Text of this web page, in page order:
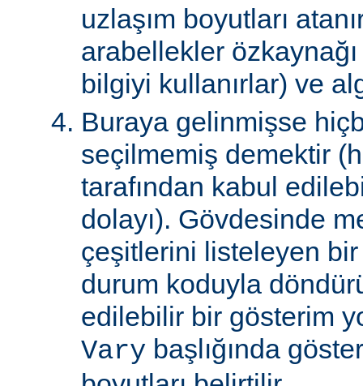
uzlaşım boyutları
arabellekler
bilgiyi kullanırlar) ve
Buraya gelinmişse
seçilmemiş demektir
tarafından kabul
dolayı). Gövdesinde
çeşitlerini listeleyen
durum koduyla
edilebilir bir gösterim
Vary başlığında